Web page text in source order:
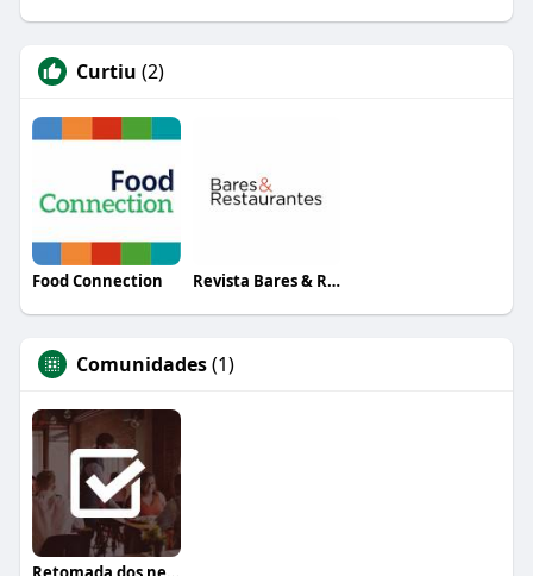
Curtiu (2)
Food Connection Revista Bares & Restaurantes
Comunidades(1)